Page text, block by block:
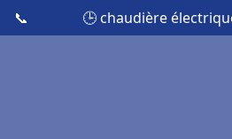
📞 🕒 chaudière